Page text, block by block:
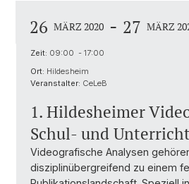
26 MÄRZ 2020 - 27 MÄRZ
Zeit: 09:00 - 17:00
Ort: Hildesheim
Veranstalter: CeLeB
1. Hildesheimer
Schul- und
Videografische Analysen
disziplinübergreifend zu einem